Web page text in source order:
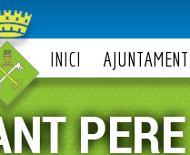
INICI AJUNTAMENT